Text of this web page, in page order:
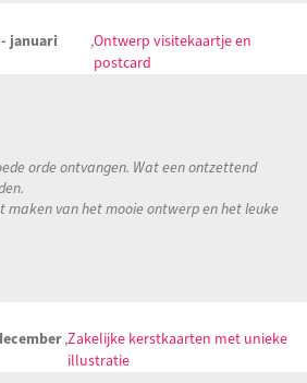
januari
,Ontwerp visitekaartje en
postcard
orde ontvangen. Wat een ontzettend
maken van het mooie ontwerp en het leuke
,Zakelijke kerstkaarten met unieke
illustratie